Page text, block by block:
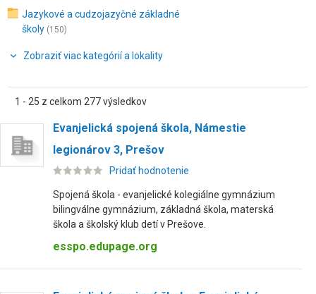
Jazykové a cudzojazyčné základné
školy (150)
Zobraziť viac kategórií a lokality
1 - 25 z celkom 277 výsledkov
Evanjelická spojená škola, Námestie
legionárov 3, Prešov
Pridať hodnotenie
Spojená škola - evanjelické kolegiálne gymnázium
bilingválne gymnázium, základná škola, materská
škola a školský klub detí v Prešove.
esspo.edupage.org